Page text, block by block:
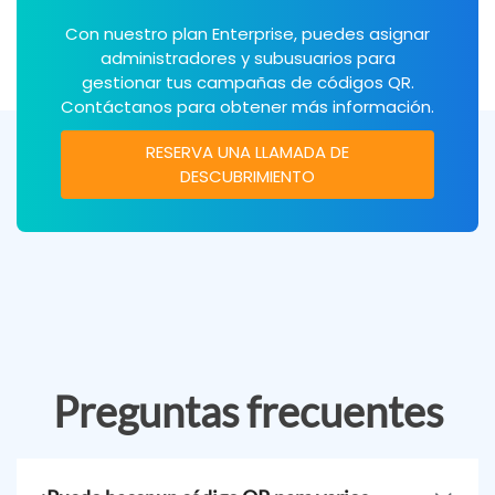
Con nuestro plan Enterprise, puedes asignar
administradores y subusuarios para
gestionar tus campañas de códigos QR.
Contáctanos para obtener más información.
RESERVA UNA LLAMADA DE
DESCUBRIMIENTO
Preguntas frecuentes